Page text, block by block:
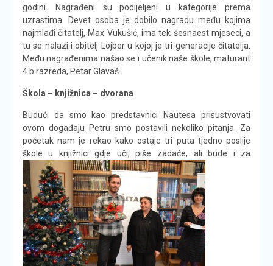
godini. Nagrađeni su podijeljeni u kategorije prema
uzrastima. Devet osoba je dobilo nagradu među kojima
najmlađi čitatelj, Max Vukušić, ima tek šesnaest mjeseci, a
tu se nalazi i obitelj Lojber u kojoj je tri generacije čitatelja.
Među nagrađenima našao se i učenik naše škole, maturant
4.b razreda, Petar Glavaš.
Škola – knjižnica – dvorana
Budući da smo kao predstavnici Nautesa prisustvovati
ovom događaju Petru smo postavili nekoliko pitanja. Za
početak nam je rekao kako ostaje tri puta tjedno poslije
škole u knjižnici gdje uči, piše zadaće, ali bude i za